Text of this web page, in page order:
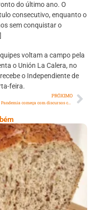
do último ano. O
consecutivo, enquanto o
sem conquistar o
voltam a campo pela
o Unión La Calera, no
o Independiente de
feira.
PRÓXIMO
CPI da Pandemia começa com discursos contraditórios e longe de respostas
Low Carb